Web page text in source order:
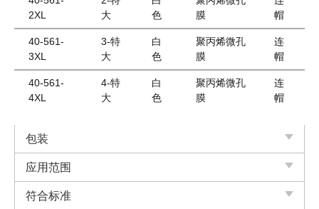
2XL
大
色
膜
帽
40-561-
3XL
3-特
大
白
色
聚丙烯微孔
膜
连
帽
40-561-
4XL
4-特
大
白
色
聚丙烯微孔
膜
连
帽
包装
应用范围
符合标准